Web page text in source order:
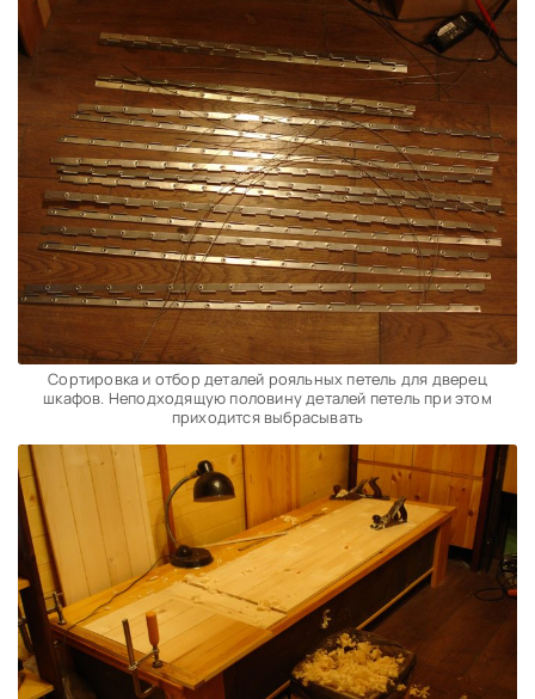
Сортировка и отбор деталей рояльных петель для дверец
шкафов. Неподходящую половину деталей петель при этом
приходится выбрасывать